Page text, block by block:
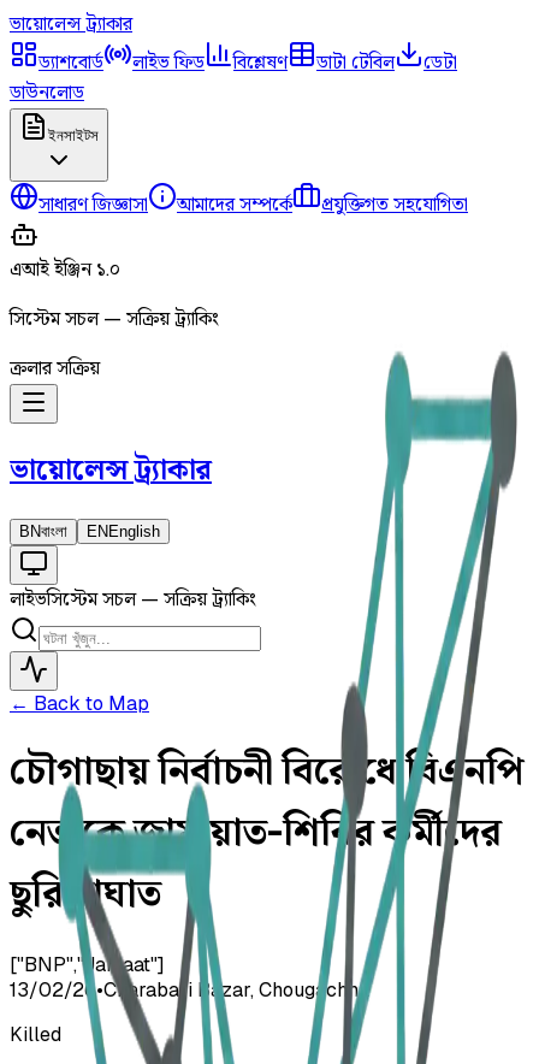
ভায়োলেন্সট্র্যাকার
ড্যাশবোর্ড
লাইভ ফিড বিশ্লেষণ ডাটা টেবিল
ডেটা
ডাউনলোড
ইনসাইটস
সাধারণ জিজ্ঞাসা আমাদের সম্পর্কে প্রযুক্তিগত সহযোগিতা
এআই ইঞ্জিন ১.০
সিস্টেম সচল — সক্রিয় ট্র্যাকিং
ক্রলার সক্রিয়
ভায়োলেন্সট্র্যাকার
BNবাংলা EN English
লাইভসিস্টেম সচল — সক্রিয় ট্র্যাকিং
← Back to Map
চৌগাছায় নির্বাচনী বিরোধে বিএনপি
নেতাকে জামায়াত-শিবির কর্মীদের
ছুরিকাঘাত
["BNP","Jamaat"]
13/02/26•Charabari Bazar, Chougachha
Killed